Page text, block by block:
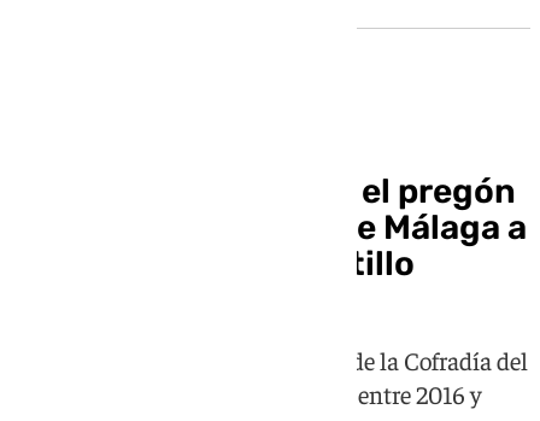
Vuelve a ver en 101TV el pregón
de la Semana Santa de Málaga a
cargo de Ignacio Castillo
El pregonero fue hermano mayor de la Cofradía del
Cautivo y la Virgen de la Trinidad entre 2016 y